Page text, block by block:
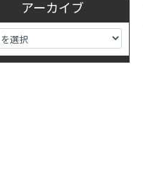
アーカイブ